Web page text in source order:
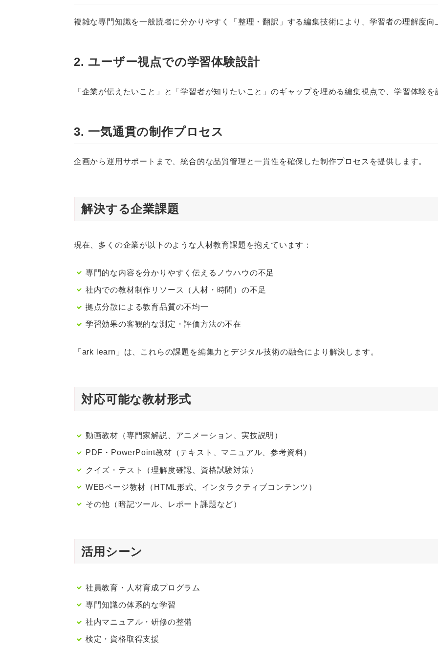
複雑な専門知識を一般読者に分かりやすく「整理・翻訳」する編集技術により、学習者の理解度向
2. ユーザー視点での学習体験設計
「企業が伝えたいこと」と「学習者が知りたいこと」のギャップを埋める編集視点で、学習体験を
3. 一気通貫の制作プロセス
企画から運用サポートまで、統合的な品質管理と一貫性を確保した制作プロセスを提供します。
解決する企業課題
現在、多くの企業が以下のような人材教育課題を抱えています：
専門的な内容を分かりやすく伝えるノウハウの不足
社内での教材制作リソース（人材・時間）の不足
拠点分散による教育品質の不均一
学習効果の客観的な測定・評価方法の不在
「ark learn」は、これらの課題を編集力とデジタル技術の融合により解決します。
対応可能な教材形式
動画教材（専門家解説、アニメーション、実技説明）
PDF・PowerPoint教材（テキスト、マニュアル、参考資料）
クイズ・テスト（理解度確認、資格試験対策）
WEBページ教材（HTML形式、インタラクティブコンテンツ）
その他（暗記ツール、レポート課題など）
活用シーン
社員教育・人材育成プログラム
専門知識の体系的な学習
社内マニュアル・研修の整備
検定・資格取得支援